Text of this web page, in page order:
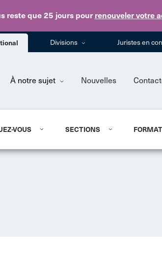
reste que 25 jourspour renouveler votre
Divisions Juristes en
À notre sujet Nouvelles
VOUS SECTIONS